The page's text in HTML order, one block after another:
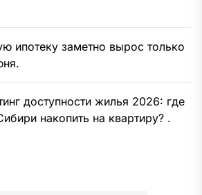
ипотеку заметно вырос только
доступности жилья 2026: где
накопить на квартиру? .